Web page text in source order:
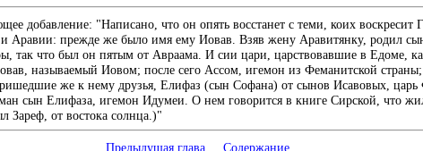
добавление: "Написано, что он опять восстанет с теми, коих воскресит
Аравии: прежде же было имя ему Иовав. Взяв жену Аравитянку, родил
так что был он пятым от Авраама. И сии цари, царствовавшие в Едоме,
называемый Иовом; после сего Ассом, игемон из Феманитской
же к нему друзья, Елифаз (сын Софана) от сынов Исавовых,
сын Елифаза, игемон Идумеи. О нем говорится в книге Сирской, что
Зареф, от востока солнца.)"
Предыдущая глава Содержание